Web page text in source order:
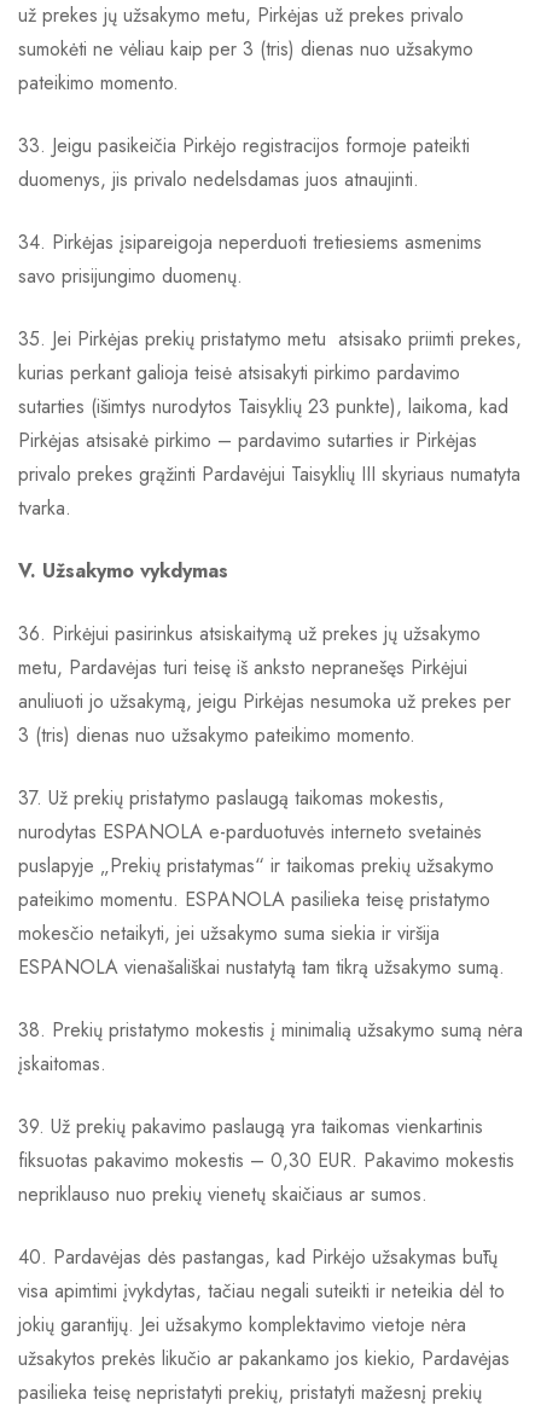
už prekes jų užsakymo metu, Pirkėjas už prekes privalo
sumokėti ne vėliau kaip per 3 (tris) dienas nuo užsakymo
pateikimo momento.
33. Jeigu pasikeičia Pirkėjo registracijos formoje pateikti
duomenys, jis privalo nedelsdamas juos atnaujinti.
34. Pirkėjas įsipareigoja neperduoti tretiesiems asmenims
savo prisijungimo duomenų.
35. Jei Pirkėjas prekių pristatymo metu atsisako priimti prekes,
kurias perkant galioja teisė atsisakyti pirkimo pardavimo
sutarties (išimtys nurodytos Taisyklių 23 punkte), laikoma, kad
Pirkėjas atsisakė pirkimo – pardavimo sutarties ir Pirkėjas
privalo prekes grąžinti Pardavėjui Taisyklių III skyriaus numatyta
tvarka.
V. Užsakymo vykdymas
36. Pirkėjui pasirinkus atsiskaitymą už prekes jų užsakymo
metu, Pardavėjas turi teisę iš anksto nepranešęs Pirkėjui
anuliuoti jo užsakymą, jeigu Pirkėjas nesumoka už prekes per
3 (tris) dienas nuo užsakymo pateikimo momento.
37. Už prekių pristatymo paslaugą taikomas mokestis,
nurodytas ESPANOLA e-parduotuvės interneto svetainės
puslapyje „Prekių pristatymas“ ir taikomas prekių užsakymo
pateikimo momentu. ESPANOLA pasilieka teisę pristatymo
mokesčio netaikyti, jei užsakymo suma siekia ir viršija
ESPANOLA vienašališkai nustatytą tam tikrą užsakymo sumą.
38. Prekių pristatymo mokestis į minimalią užsakymo sumą nėra
įskaitomas.
39. Už prekių pakavimo paslaugą yra taikomas vienkartinis
fiksuotas pakavimo mokestis – 0,30 EUR. Pakavimo mokestis
nepriklauso nuo prekių vienetų skaičiaus ar sumos.
40. Pardavėjas dės pastangas, kad Pirkėjo užsakymas būtų
visa apimtimi įvykdytas, tačiau negali suteikti ir neteikia dėl to
jokių garantijų. Jei užsakymo komplektavimo vietoje nėra
užsakytos prekės likučio ar pakankamo jos kiekio, Pardavėjas
pasilieka teisę nepristatyti prekių, pristatyti mažesnį prekių